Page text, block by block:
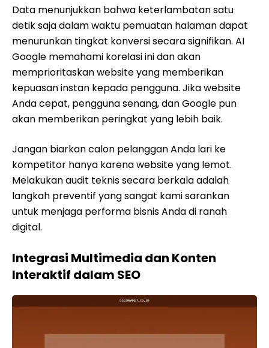
Data menunjukkan bahwa keterlambatan satu
detik saja dalam waktu pemuatan halaman dapat
menurunkan tingkat konversi secara signifikan. AI
Google memahami korelasi ini dan akan
memprioritaskan website yang memberikan
kepuasan instan kepada pengguna. Jika website
Anda cepat, pengguna senang, dan Google pun
akan memberikan peringkat yang lebih baik.
Jangan biarkan calon pelanggan Anda lari ke
kompetitor hanya karena website yang lemot.
Melakukan audit teknis secara berkala adalah
langkah preventif yang sangat kami sarankan
untuk menjaga performa bisnis Anda di ranah
digital.
Integrasi Multimedia dan Konten
Interaktif dalam SEO